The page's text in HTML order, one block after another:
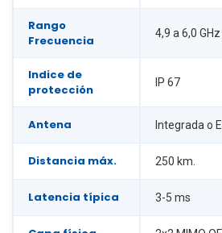
Rango
Frecuencia
4,9 a 6,0 GHz
Indice de
protección
IP 67
Antena Integrada o
Distancia máx. 250 km.
Latencia típica 3-5 ms